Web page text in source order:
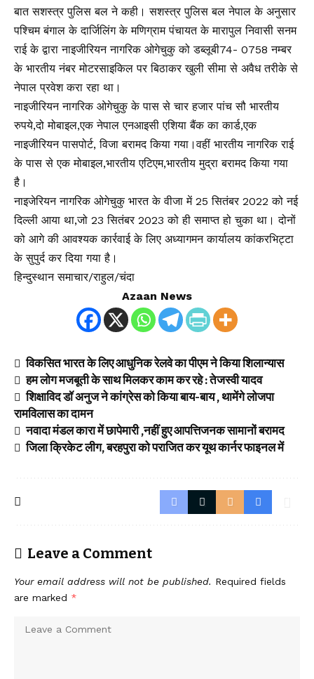
बात सशस्त्र पुलिस बल ने कही। सशस्त्र पुलिस बल नेपाल के अनुसार
पश्चिम बंगाल के दार्जिलिंग के मणिग्राम पंचायत के मारापुल निवासी सनम
राई के द्वारा नाइजीरियन नागरिक ओगेचुकु को डब्लूबी74- 0758 नम्बर
के भारतीय नंबर मोटरसाइकिल पर बिठाकर खुली सीमा से अवैध तरीके से
नेपाल प्रवेश करा रहा था।
नाइजीरियन नागरिक ओगेचुकु के पास से चार हजार पांच सौ भारतीय
रुपये,दो मोबाइल,एक नेपाल एनआइसी एशिया बैंक का कार्ड,एक
नाइजीरियन पासपोर्ट, विजा बरामद किया गया।वहीं भारतीय नागरिक राई
के पास से एक मोबाइल,भारतीय एटिएम,भारतीय मुद्रा बरामद किया गया
है।
नाइजेरियन नागरिक ओगेचुकु भारत के वीजा में 25 सितंबर 2022 को नई
दिल्ली आया था,जो 23 सितंबर 2023 को ही समाप्त हो चुका था। दोनों
को आगे की आवश्यक कार्रवाई के लिए अध्यागमन कार्यालय कांकरभिट्टा
के सुपुर्द कर दिया गया है।
हिन्दुस्थान समाचार/राहुल/चंदा
Azaan News
विकसित भारत के लिए आधुनिक रेलवे का पीएम ने किया शिलान्यास
हम लोग मजबूती के साथ मिलकर काम कर रहे : तेजस्वी यादव
शिक्षाविद डॉ अनुज ने कांग्रेस को किया बाय-बाय , थामेंगे लोजपा
रामविलास का दामन
नवादा मंडल कारा में छापेमारी ,नहीं हुए आपत्तिजनक सामानों बरामद
जिला क्रिकेट लीग, बरहपुरा को पराजित कर यूथ कार्नर फाइनल में
Leave a Comment
Your email address will not be published. Required fields
are marked *